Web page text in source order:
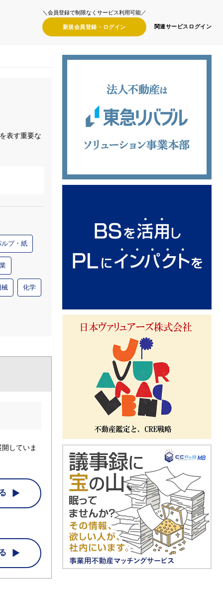
＼会員登録で制限なくサービス利用可能／
新規会員登録・ ログイン 関連サービス ログイン
表す重要な
ルプ・紙
械 化学
していま